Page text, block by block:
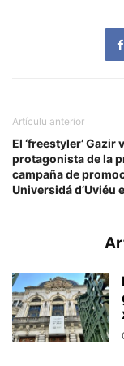
Artículu anterior
El ‘freestyler’ Gazir
protagonista de la
campaña de
Universidá d’Uviéu